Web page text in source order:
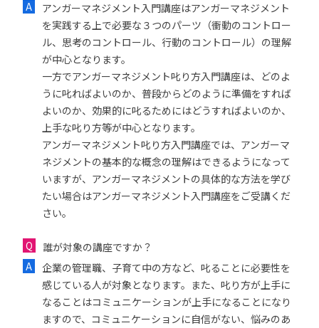
アンガーマネジメント入門講座はアンガーマネジメント
を実践する上で必要な３つのパーツ（衝動のコントロー
ル、思考のコントロール、行動のコントロール）の理解
が中心となります。
一方でアンガーマネジメント叱り方入門講座は、どのよ
うに叱ればよいのか、普段からどのように準備をすれば
よいのか、効果的に叱るためにはどうすればよいのか、
上手な叱り方等が中心となります。
アンガーマネジメント叱り方入門講座では、アンガーマ
ネジメントの基本的な概念の理解はできるようになって
いますが、アンガーマネジメントの具体的な方法を学び
たい場合はアンガーマネジメント入門講座をご受講くだ
さい。
誰が対象の講座ですか？
企業の管理職、子育て中の方など、叱ることに必要性を
感じている人が対象となります。また、叱り方が上手に
なることはコミュニケーションが上手になることになり
ますので、コミュニケーションに自信がない、悩みのあ